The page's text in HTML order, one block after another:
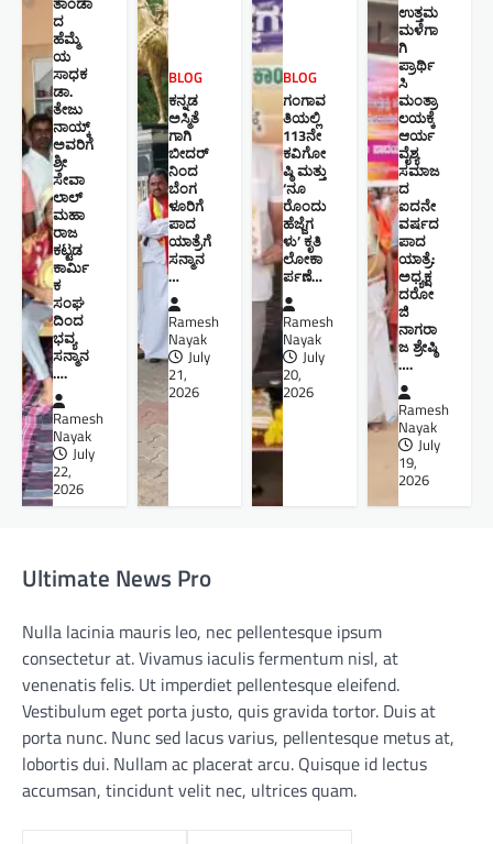
ದ
ಹೆಮ್ಮೆ
ಯ
ಸಾಧಕ
ಡಾ.
ತೇಜು
ನಾಯ್ಕ್
ಅವರಿಗೆ
ಶ್ರೀ
ಸೇವಾ
ಲಾಲ್
ಮಹಾ
ರಾಜ
ಕಟ್ಟಡ
ಕಾರ್ಮಿ
ಕ
ಸಂಘ
ದಿಂದ
ಭವ್ಯ
ಸನ್ಮಾನ
….
Ramesh
Nayak
July
22,
2026
BLOG
ಕನ್ನಡ
ಅಸ್ಮಿತೆ
ಗಾಗಿ
ಬೀದರ್
ನಿಂದ
ಬೆಂಗ
ಳೂರಿಗೆ
ಪಾದ
ಯಾತ್ರೆಗೆ
ಸನ್ಮಾನ
…
Ramesh
Nayak
July
21,
2026
BLOG
ಗಂಗಾವ
ತಿಯಲ್ಲಿ
113ನೇ
ಕವಿಗೋ
ಷ್ಠಿ ಮತ್ತು
‘ನೂ
ರೊಂದು
ಹೆಜ್ಜೆಗ
ಳು’ ಕೃತಿ
ಲೋಕಾ
ರ್ಪಣೆ…
Ramesh
Nayak
July
20,
2026
ಉತ್ತಮ
ಮಳೆಗಾ
ಗಿ
ಪ್ರಾರ್ಥಿ
ಸಿ
ಮಂತ್ರಾ
ಲಯಕ್ಕೆ
ಆರ್ಯ
ವೈಶ್ಯ
ಸಮಾಜ
ದ
ಐದನೇ
ವರ್ಷದ
ಪಾದ
ಯಾತ್ರೆ:
ಅಧ್ಯಕ್ಷ
ದರೋ
ಜಿ
ನಾಗರಾ
ಜ ಶ್ರೇಷ್ಠಿ ​
….
Ramesh
Nayak
July
19,
2026
Ultimate News Pro
Nulla lacinia mauris leo, nec pellentesque ipsum
consectetur at. Vivamus iaculis fermentum nisl, at
venenatis felis. Ut imperdiet pellentesque eleifend.
Vestibulum eget porta justo, quis gravida tortor. Duis at
porta nunc. Nunc sed lacus varius, pellentesque metus at,
lobortis dui. Nullam ac placerat arcu. Quisque id lectus
accumsan, tincidunt velit nec, ultrices quam.